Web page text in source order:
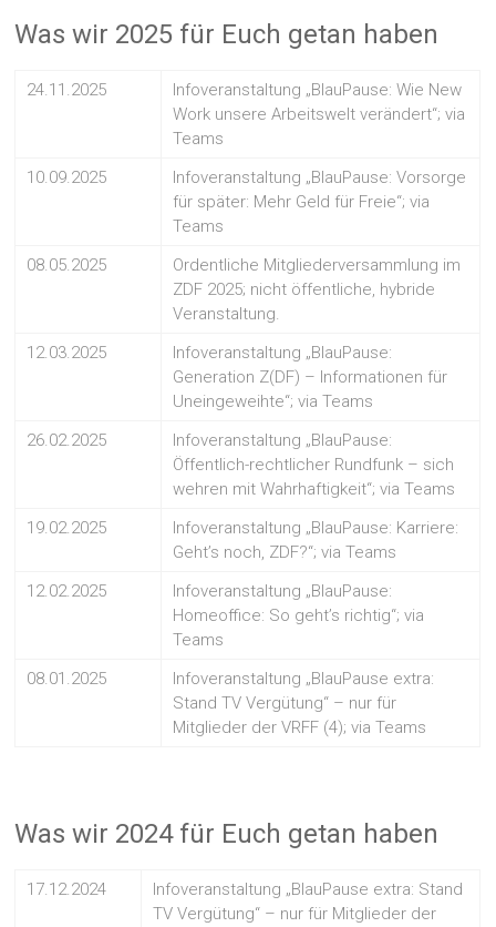
Was wir 2025 für Euch getan haben
24.11.2025
Infoveranstaltung „BlauPause: Wie New
Work unsere Arbeitswelt verändert“; via
Teams
10.09.2025
Infoveranstaltung „BlauPause: Vorsorge
für später: Mehr Geld für Freie“; via
Teams
08.05.2025
Ordentliche Mitgliederversammlung im
ZDF 2025; nicht öffentliche, hybride
Veranstaltung.
12.03.2025
Infoveranstaltung „BlauPause:
Generation Z(DF) – Informationen für
Uneingeweihte“; via Teams
26.02.2025
Infoveranstaltung „BlauPause:
Öffentlich-rechtlicher Rundfunk – sich
wehren mit Wahrhaftigkeit“; via Teams
19.02.2025
Infoveranstaltung „BlauPause: Karriere:
Geht’s noch, ZDF?“; via Teams
12.02.2025
Infoveranstaltung „BlauPause:
Homeoffice: So geht’s richtig“; via
Teams
08.01.2025
Infoveranstaltung „BlauPause extra:
Stand TV Vergütung“ – nur für
Mitglieder der VRFF (4); via Teams
Was wir 2024 für Euch getan haben
17.12.2024
Infoveranstaltung „BlauPause extra: Stand
TV Vergütung“ – nur für Mitglieder der